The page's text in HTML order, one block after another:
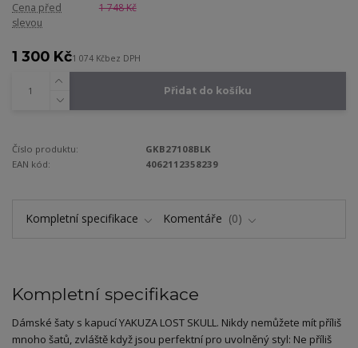
Cena před
slevou
1 748 Kč
1 300 Kč1 074 Kčbez DPH
Přidat do košíku
Číslo produktu:
GKB27108BLK
EAN kód:
4062112358239
Kompletní specifikace Komentáře 0
Kompletní specifikace
Dámské šaty s kapucí YAKUZA LOST SKULL. Nikdy nemůžete mít příliš
mnoho šatů, zvláště když jsou perfektní pro uvolněný styl: Ne příliš